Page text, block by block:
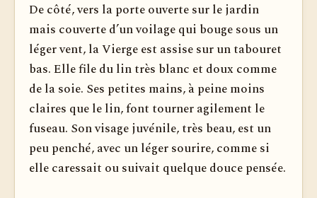
De côté, vers la porte ouverte sur le jardin
mais couverte d’un voilage qui bouge sous un
léger vent, la Vierge est assise sur un tabouret
bas. Elle file du lin très blanc et doux comme
de la soie. Ses petites mains, à peine moins
claires que le lin, font tourner agilement le
fuseau. Son visage juvénile, très beau, est un
peu penché, avec un léger sourire, comme si
elle caressait ou suivait quelque douce pensée.